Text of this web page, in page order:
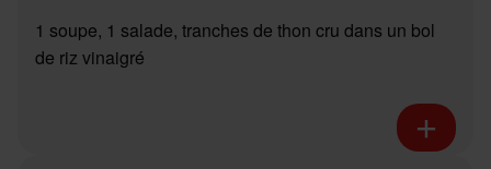
1 soupe, 1 salade, tranches de thon cru dans un bol
de riz vinaigré